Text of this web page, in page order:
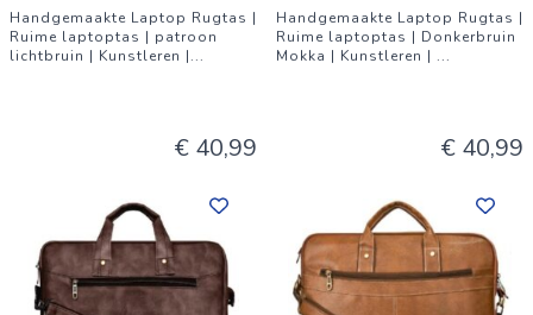
Handgemaakte Laptop Rugtas |
Ruime laptoptas | patroon
lichtbruin | Kunstleren |...
€ 40,99
Handgemaakte Laptop Rugtas |
Ruime laptoptas | Donkerbruin
Mokka | Kunstleren | ...
€ 40,99